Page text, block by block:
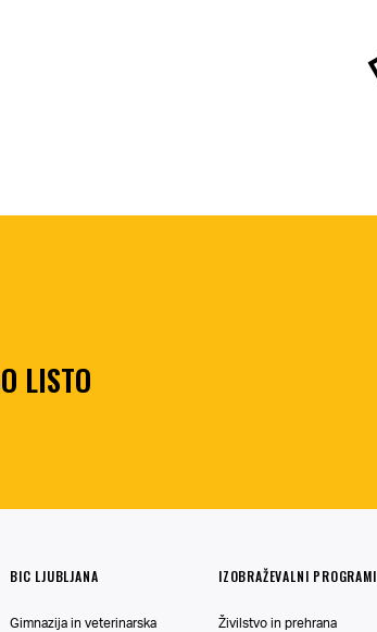
LISTO
BIC LJUBLJANA
Gimnazija in veterinarska
IZOBRAŽEVALNI PROGRAMI
Živilstvo in prehrana